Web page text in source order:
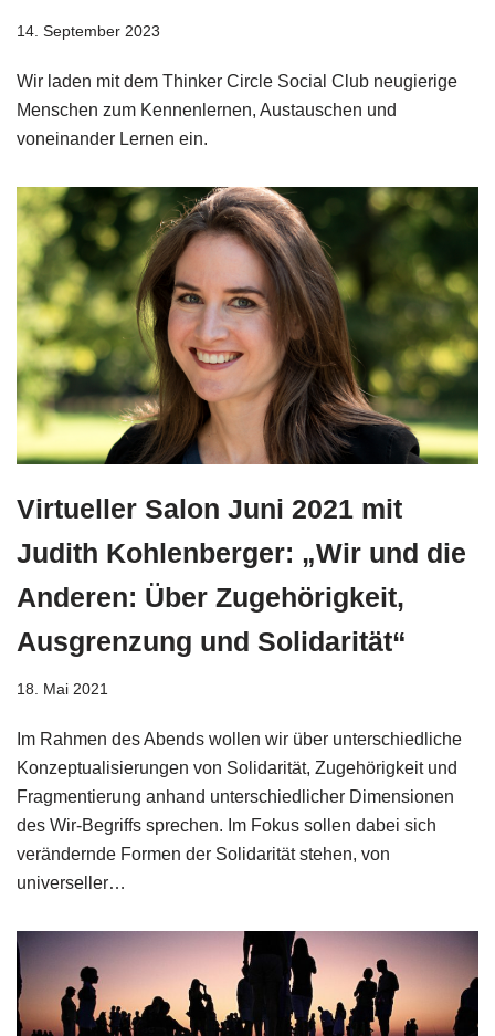
14. September 2023
Wir laden mit dem Thinker Circle Social Club neugierige
Menschen zum Kennenlernen, Austauschen und
voneinander Lernen ein.
Virtueller Salon Juni 2021 mit
Judith Kohlenberger: „Wir und die
Anderen: Über Zugehörigkeit,
Ausgrenzung und Solidarität“
18. Mai 2021
Im Rahmen des Abends wollen wir über unterschiedliche
Konzeptualisierungen von Solidarität, Zugehörigkeit und
Fragmentierung anhand unterschiedlicher Dimensionen
des Wir-Begriffs sprechen. Im Fokus sollen dabei sich
verändernde Formen der Solidarität stehen, von
universeller…